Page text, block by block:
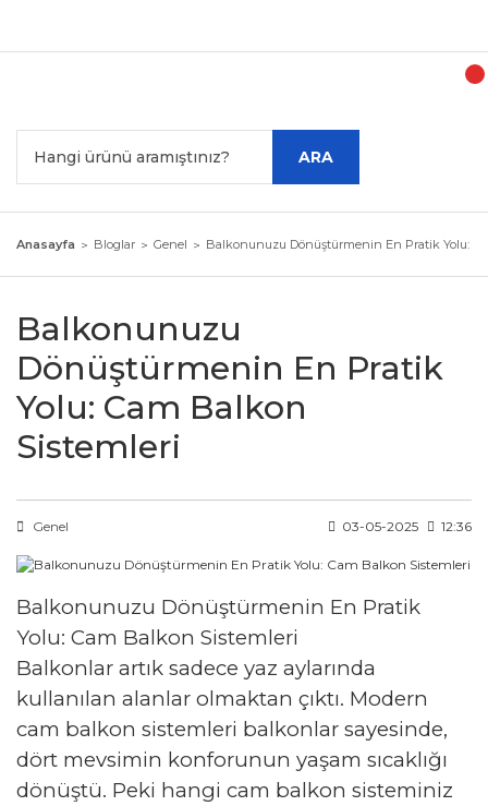
ARA
Anasayfa Bloglar Genel Balkonunuzu Dönüştürmenin En Pratik Yolu:
Balkonunuzu
Dönüştürmenin En Pratik
Yolu: Cam Balkon
Sistemleri
Genel 03-05-2025 12:36
Balkonunuzu Dönüştürmenin En Pratik
Yolu: Cam Balkon Sistemleri
Balkonlar artık sadece yaz aylarında
kullanılan alanlar olmaktan çıktı. Modern
cam balkon sistemleri balkonlar sayesinde,
dört mevsimin konforunun yaşam sıcaklığı
dönüştü. Peki hangi cam balkon sisteminiz